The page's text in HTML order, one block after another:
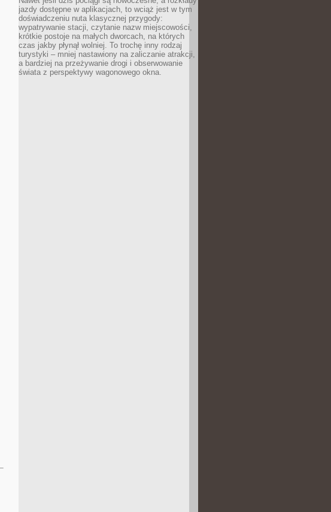
jazdy dostępne w aplikacjach, to wciąż jest w tym
doświadczeniu nuta klasycznej przygody:
wypatrywanie stacji, czytanie nazw miejscowości,
krótkie postoje na małych dworcach, na których
czas jakby płynął wolniej. To trochę inny rodzaj
turystyki – mniej nastawiony na zaliczanie atrakcji,
a bardziej na przeżywanie drogi i obserwowanie
świata z perspektywy wagonowego okna.